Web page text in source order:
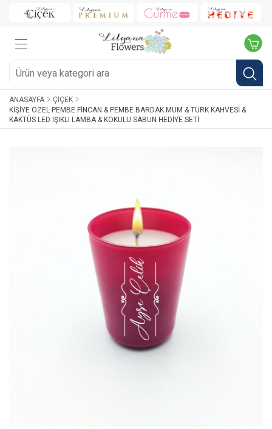
ANASAYFA
ÇIÇEK
KIŞIYE ÖZEL PEMBE FINCAN & PEMBE BARDAK MUM & TÜRK KAHVESI &
KAKTÜS LED IŞIKLI LAMBA & KOKULU SABUN HEDIYE SETI